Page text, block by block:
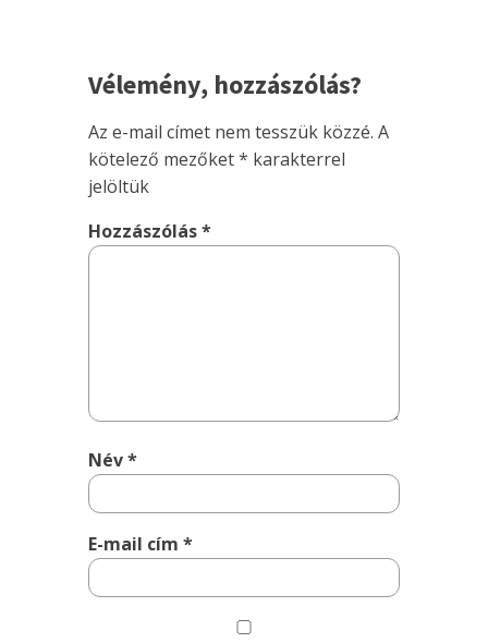
Vélemény, hozzászólás?
Az e-mail címet nem tesszük közzé. A
kötelező mezőket* karakterrel
jelöltük
Hozzászólás*
Név*
E-mail cím*